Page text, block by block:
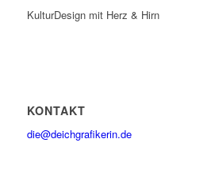
KulturDesign mit Herz & Hirn
KONTAKT
die@deichgrafikerin.de